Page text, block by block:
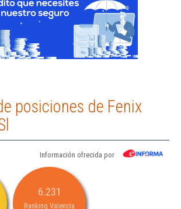
posiciones de Fenix
Información ofrecida por
6.231
Ranking Valencia